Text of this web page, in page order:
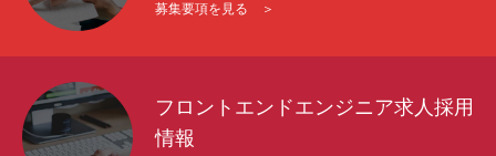
募集要項を見る ＞
フロントエンドエンジニア求人採用
情報